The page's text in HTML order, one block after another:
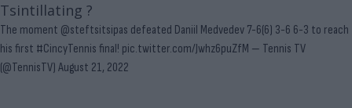
Tsintillating ?
The moment @steftsitsipas defeated Daniil Medvedev 7-6(6) 3-6 6-3 to reach
his first #CincyTennis final! pic.twitter.com/Jwhz6puZfM — Tennis TV
(@TennisTV) August 21, 2022